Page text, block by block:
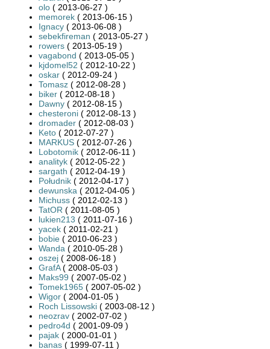
olo ( 2013-06-27 )
memorek ( 2013-06-15 )
Ignacy ( 2013-06-08 )
sebekfireman ( 2013-05-27 )
rowers ( 2013-05-19 )
vagabond ( 2013-05-05 )
kjdomel52 ( 2012-10-22 )
oskar ( 2012-09-24 )
Tomasz ( 2012-08-28 )
biker ( 2012-08-18 )
Dawny ( 2012-08-15 )
chesteroni ( 2012-08-13 )
dromader ( 2012-08-03 )
Keto ( 2012-07-27 )
MARKUS ( 2012-07-26 )
Lobotomik ( 2012-06-11 )
analityk ( 2012-05-22 )
sargath ( 2012-04-19 )
Południk ( 2012-04-17 )
dewunska ( 2012-04-05 )
Michuss ( 2012-02-13 )
TatOR ( 2011-08-05 )
lukien213 ( 2011-07-16 )
yacek ( 2011-02-21 )
bobie ( 2010-06-23 )
Wanda ( 2010-05-28 )
oszej ( 2008-06-18 )
GrafA( 2008-05-03 )
Maks99 ( 2007-05-02 )
Tomek1965 ( 2007-05-02 )
Wigor ( 2004-01-05 )
Roch Lissowski ( 2003-08-12 )
neozrav ( 2002-07-02 )
pedro4d ( 2001-09-09 )
pajak ( 2000-01-01 )
banas ( 1999-07-11 )